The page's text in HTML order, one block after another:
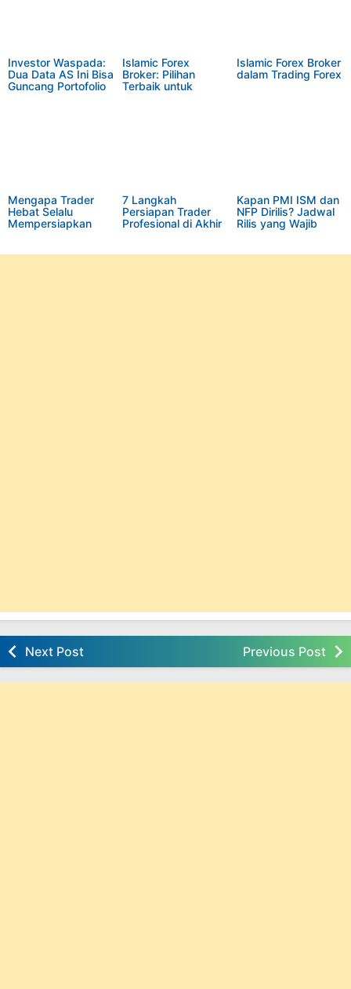
Investor Waspada:
Dua Data AS Ini Bisa
Guncang Portofolio
Islamic Forex
Broker: Pilihan
Terbaik untuk
Islamic Forex Broker
dalam Trading Forex
Mengapa Trader
Hebat Selalu
Mempersiapkan
7 Langkah
Persiapan Trader
Profesional di Akhir
Kapan PMI ISM dan
NFP Dirilis? Jadwal
Rilis yang Wajib
Next Post Previous Post